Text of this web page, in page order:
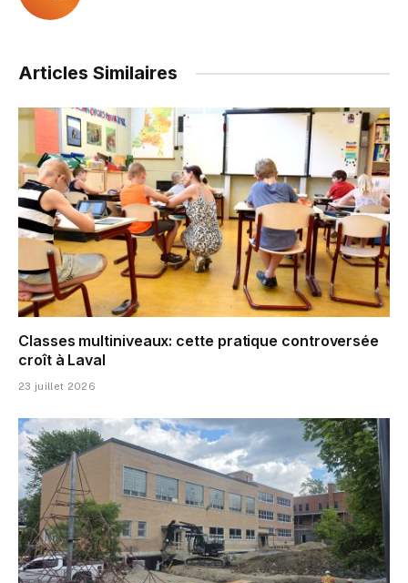
Articles Similaires
Classes multiniveaux: cette pratique controversée
croît à Laval
23 juillet 2026